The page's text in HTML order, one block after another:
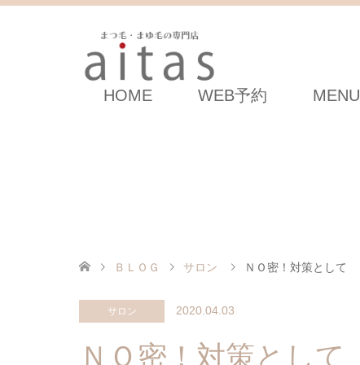
HOME WEB予約 MENU
ＢＬＯＧ サロン ＮＯ密！対策として
サロン 2020.04.03
ＮＯ密！対策として